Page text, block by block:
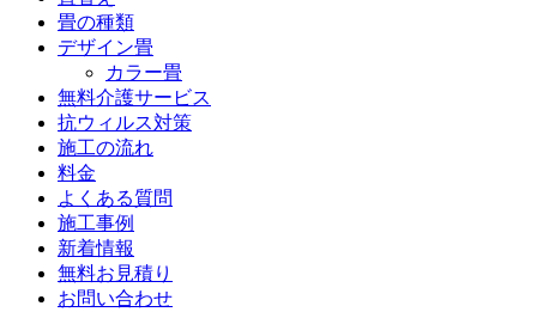
畳の種類
デザイン畳
カラー畳
無料介護サービス
抗ウィルス対策
施工の流れ
料金
よくある質問
施工事例
新着情報
無料お見積り
お問い合わせ